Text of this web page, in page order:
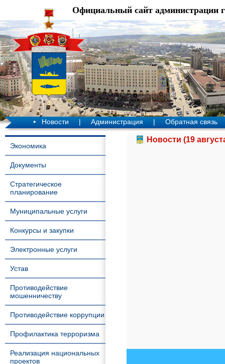
Официальный сайт администрации
Новости | Администрация | Обратная связь
Экономика
Документы
Стратегическое
планирование
Муниципальные услуги
Конкурсы и закупки
Электронные услуги
Устав
Противодействие
мошенничеству
Противодействие коррупции
Профилактика терроризма
Реализация национальных
проектов
Новости (19